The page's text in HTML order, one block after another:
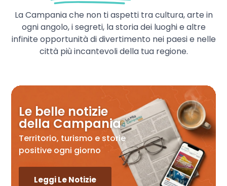
La Campania che non ti aspetti tra cultura, arte in
ogni angolo, i segreti, la storia dei luoghi e altre
infinite opportunità di divertimento nei paesi e nelle
città più incantevoli della tua regione.
Le belle notizie
della Campania
Territorio, turismo e storie
positive ogni giorno
Leggi Le Notizie